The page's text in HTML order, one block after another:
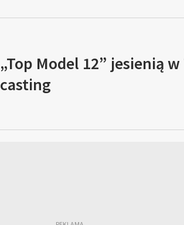
„Top Model 12” jesienią w
casting